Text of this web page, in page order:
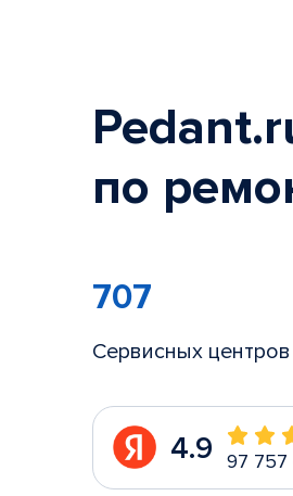
по
707
Сервисных центров
4.9 97 757